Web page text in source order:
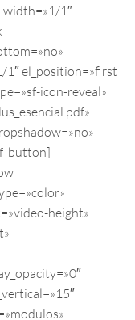
width=»1/1″
1″ el_position=»first
icon-reveal»
height»